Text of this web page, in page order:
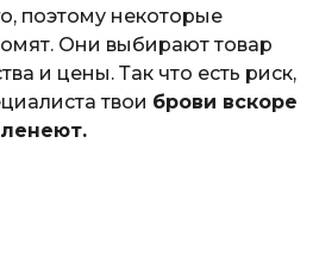
поэтому некоторые
Они выбирают товар
и цены. Так что есть риск,
твои брови вскоре